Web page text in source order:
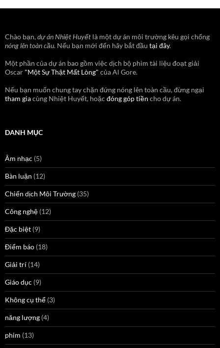
Chào bạn,dự án Nhiệt Huyết là một dự án môi trường kêu gọi chống
nóng lên toàn cầu. Nếu bạn mới đến hãy bắt đầu tại đây.
Một phần của dự án bao gồm việc dịch bộ phim tài liệu đoạt giải
Oscar "Một Sự Thật Mất Lòng" của Al Gore.
Nếu bạn muốn chung tay chặn đứng nóng lên toàn cầu, đừng ngại
tham giacùng Nhiệt Huyết, hoặc đóng góp tiền cho dự án.
DANH MỤC
Âm nhạc (5)
Bàn luận (12)
Chiến dịch Môi Trường (35)
Công nghệ (12)
Đặc biệt (9)
Điểm báo (18)
Giải trí (14)
Giáo dục (9)
Không cụ thể (3)
năng lượng (4)
phim (13)